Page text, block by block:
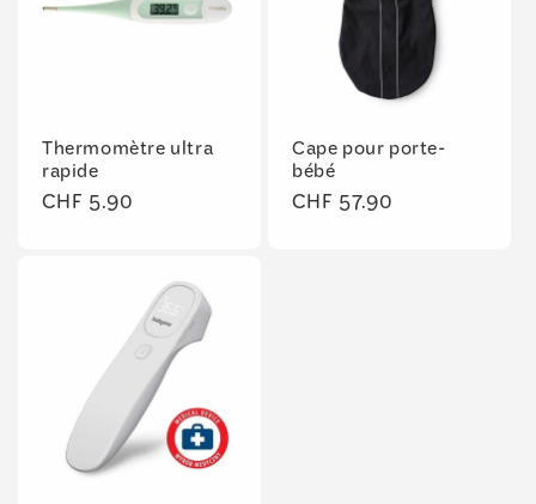
Thermomètre ultra
rapide
Prix
CHF 5.90
Cape pour porte-
bébé
Prix
CHF 57.90